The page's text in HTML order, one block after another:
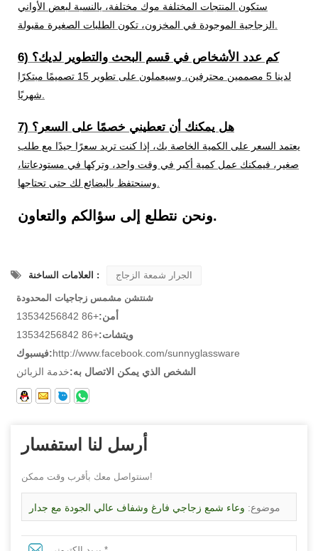
ستكون المنتجات المختلفة موك مختلفة، بالنسبة لبعض الأواني
6) كم عدد الأشخاص في قسم البحث والتطوير لديك؟
لدينا 5 مصممين محترفين، وسيعملون على تطوير 15 تصميمًا مبتكرًا
7) هل يمكنك أن تعطيني خصمًا على السعر؟
يعتمد السعر على الكمية الخاصة بك، إذا كنت تريد سعرًا جيدًا مع طلب
صغير، فيمكنك عمل كمية أكبر في وقت واحد، وتركها في مستودعاتنا،
ونحن نتطلع إلى سؤالكم والتعاون.
العلامات الساخنة : الجرار شمعة الزجاج
شنتشن مشمس زجاجيات المحدودة
أمن:+86 13534256842
ويتشات:+86 13534256842
فيسبوك:http://www.facebook.com/sunnyglassware
الشخص الذي يمكن الاتصال به:خدمة الزبائن
أرسل لنا استفسار
سنتواصل معك بأقرب وقت ممكن!
موضوع: وعاء شمع زجاجي فارغ وشفاف عالي الجودة مع جدار
سميك وقاع سميك